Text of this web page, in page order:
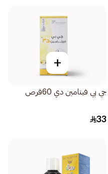
+
جي بي فيتامين دي 60قرص
33